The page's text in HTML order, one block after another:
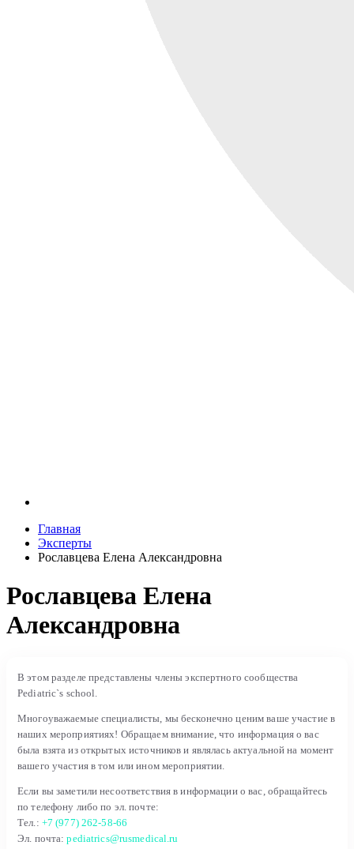
Главная
Эксперты
Рославцева Елена Александровна
Рославцева Елена
Александровна
В этом разделе представлены члены экспертного сообщества
Pediatric`s school.
Многоуважаемые специалисты, мы бесконечно ценим ваше участие в
наших мероприятиях! Обращаем внимание, что информация о вас
была взята из открытых источников и являлась актуальной на момент
вашего участия в том или ином мероприятии.
Если вы заметили несоответствия в информации о вас, обращайтесь
по телефону либо по эл. почте:
Тел.: +7 (977) 262-58-66
Эл. почта:pediatrics@rusmedical.ru